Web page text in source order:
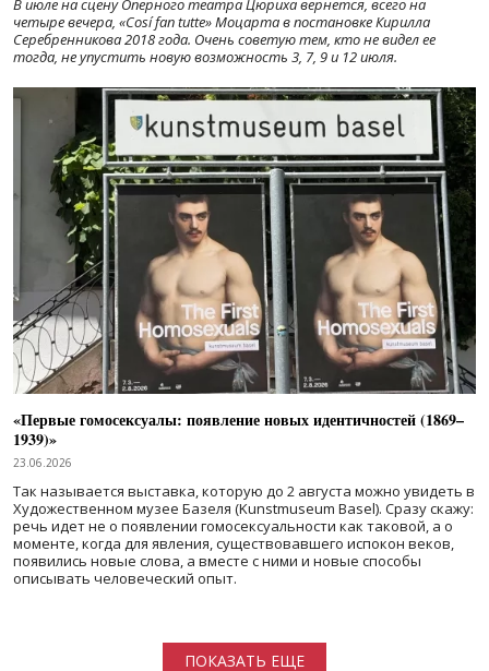
В июле на сцену Оперного театра Цюриха вернется, всего на
четыре вечера, «Cosí fan tutte» Моцарта в постановке Кирилла
Серебренникова 2018 года. Очень советую тем, кто не видел ее
тогда, не упустить новую возможность 3, 7, 9 и 12 июля.
«Первые гомосексуалы: появление новых идентичностей (1869–
1939)»
23.06.2026
Так называется выставка, которую до 2 августа можно увидеть в
Художественном музее Базеля (Kunstmuseum Basel). Сразу скажу:
речь идет не о появлении гомосексуальности как таковой, а о
моменте, когда для явления, существовавшего испокон веков,
появились новые слова, а вместе с ними и новые способы
описывать человеческий опыт.
ПОКАЗАТЬ ЕЩЕ